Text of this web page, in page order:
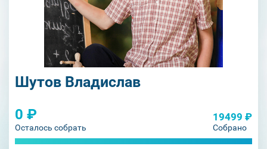
Шутов Владислав
0 ₽
Осталось собрать
19499 ₽
Собрано